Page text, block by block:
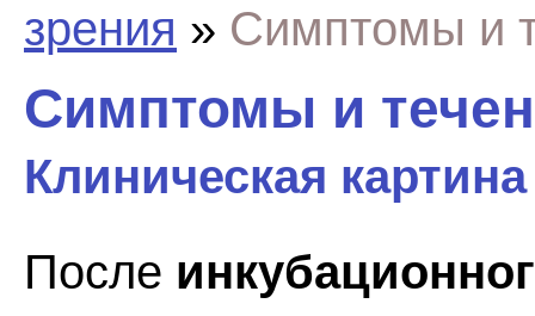
зрения » Симптомы и
Симптомы и
Клиническая картина
После